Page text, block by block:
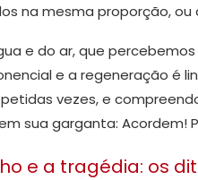
na mesma proporção,
e do ar, que
e a regeneração é
vezes, e
sua garganta: Acordem!
e a tragédia: os